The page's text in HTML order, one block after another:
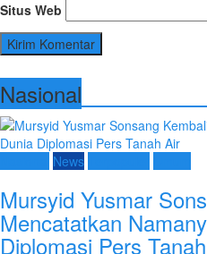
Situs Web
Nasional
News
Mursyid Yusmar
Mencatatkan
Diplomasi Pers